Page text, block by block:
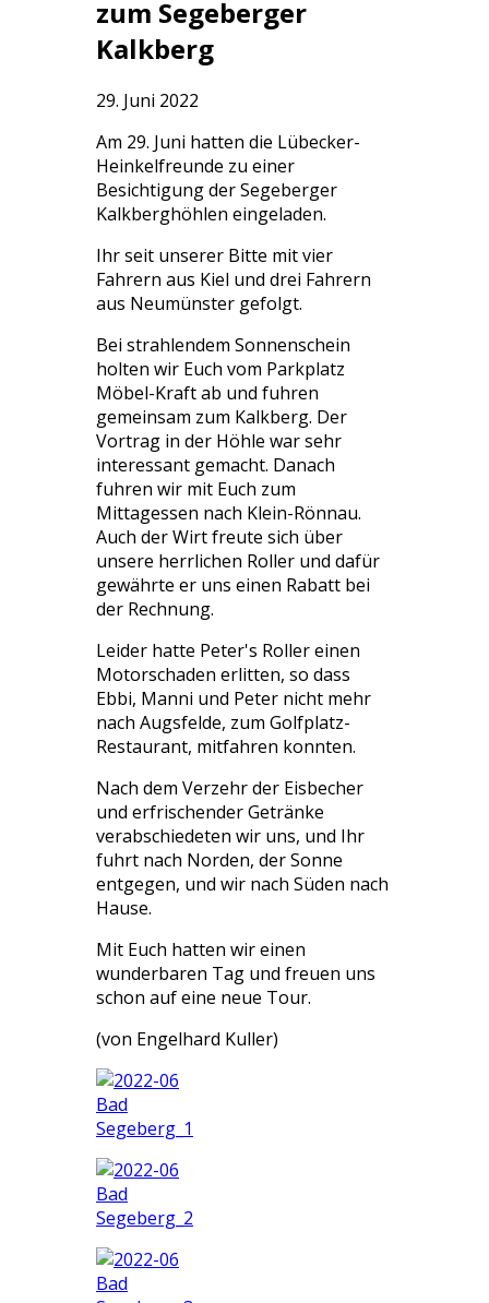
zum Segeberger
Kalkberg
29. Juni 2022
Am 29. Juni hatten die Lübecker-
Heinkelfreunde zu einer
Besichtigung der Segeberger
Kalkberghöhlen eingeladen.
Ihr seit unserer Bitte mit vier
Fahrern aus Kiel und drei Fahrern
aus Neumünster gefolgt.
Bei strahlendem Sonnenschein
holten wir Euch vom Parkplatz
Möbel-Kraft ab und fuhren
gemeinsam zum Kalkberg. Der
Vortrag in der Höhle war sehr
interessant gemacht. Danach
fuhren wir mit Euch zum
Mittagessen nach Klein-Rönnau.
Auch der Wirt freute sich über
unsere herrlichen Roller und dafür
gewährte er uns einen Rabatt bei
der Rechnung.
Leider hatte Peter's Roller einen
Motorschaden erlitten, so dass
Ebbi, Manni und Peter nicht mehr
nach Augsfelde, zum Golfplatz-
Restaurant, mitfahren konnten.
Nach dem Verzehr der Eisbecher
und erfrischender Getränke
verabschiedeten wir uns, und Ihr
fuhrt nach Norden, der Sonne
entgegen, und wir nach Süden nach
Hause.
Mit Euch hatten wir einen
wunderbaren Tag und freuen uns
schon auf eine neue Tour.
(von Engelhard Kuller)